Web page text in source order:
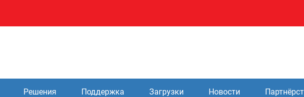
Решения Поддержка Загрузки Новости